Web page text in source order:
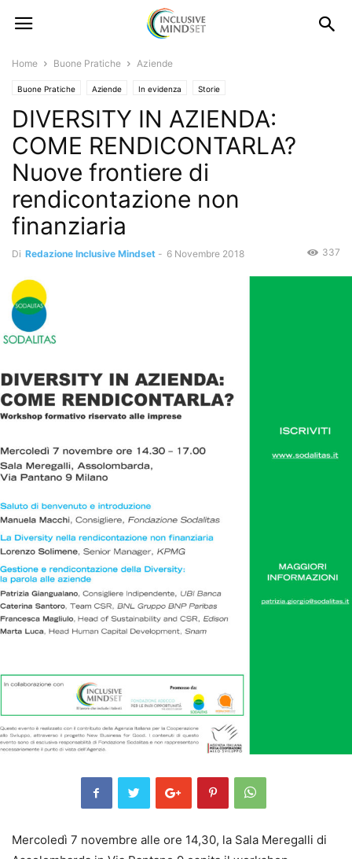
Home Buone Pratiche Aziende
Buone Pratiche Aziende In evidenza Storie
DIVERSITY IN AZIENDA:
COME RENDICONTARLA?
Nuove frontiere di
rendicontazione non
finanziaria
Di Redazione Inclusive Mindset - 6 Novembre 2018 337
Mercoledì 7 novembre alle ore 14,30, la Sala Meregalli di